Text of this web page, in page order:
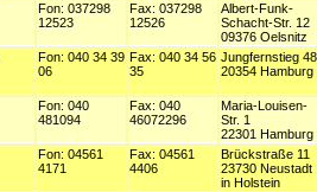
Fon: 037298
12523
Fax: 037298
12526
Albert-Funk-
Schacht-Str. 12
09376 Oelsnitz
Fon: 040 34 39
06
Fax: 040 34 56
35
Jungfernstieg 48
20354 Hamburg
Fon: 040
481094
Fax: 040
46072296
Maria-Louisen-
Str. 1
22301 Hamburg
Fon: 04561
4171
Fax: 04561
4406
Brückstraße 11
23730 Neustadt
in Holstein